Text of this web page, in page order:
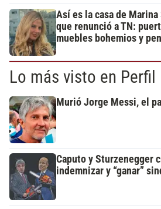
Así es la casa de
que renunció a TN:
muebles bohemios y
Lo más visto en Perfil
Murió Jorge Messi, el
Caputo y Sturzenegger
indemnizar y “ganar”